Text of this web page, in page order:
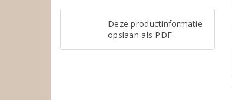
Deze productinformatie
opslaan als PDF